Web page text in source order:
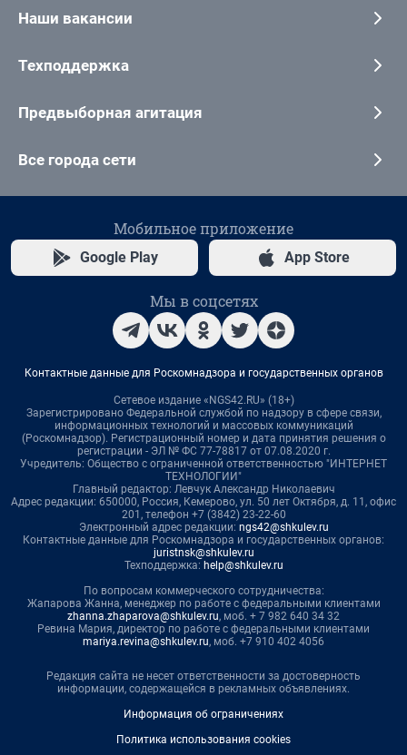
Наши вакансии
Техподдержка
Предвыборная агитация
Все города сети
Мобильное приложение
Google Play App Store
Мы в соцсетях
Контактные данные для Роскомнадзора и государственных органов
Сетевое издание «NGS42.RU» (18+)
Зарегистрировано Федеральной службой по надзору в сфере связи,
информационных технологий и массовых коммуникаций
(Роскомнадзор). Регистрационный номер и дата принятия решения о
регистрации - ЭЛ № ФС 77-78817 от 07.08.2020 г.
Учредитель: Общество с ограниченной ответственностью "ИНТЕРНЕТ
ТЕХНОЛОГИИ"
Главный редактор: Левчук Александр Николаевич
Адрес редакции: 650000, Россия, Кемерово, ул. 50 лет Октября, д. 11, офис
201, телефон +7 (3842) 23-22-60
Электронный адрес редакции: ngs42@shkulev.ru
Контактные данные для Роскомнадзора и государственных органов:
juristnsk@shkulev.ru
Техподдержка: help@shkulev.ru
По вопросам коммерческого сотрудничества:
Жапарова Жанна, менеджер по работе с федеральными клиентами
zhanna.zhaparova@shkulev.ru, моб. + 7 982 640 34 32
Ревина Мария, директор по работе с федеральными клиентами
mariya.revina@shkulev.ru, моб. +7 910 402 4056
Редакция сайта не несет ответственности за достоверность
информации, содержащейся в рекламных объявлениях.
Информация об ограничениях
Политика использования cookies